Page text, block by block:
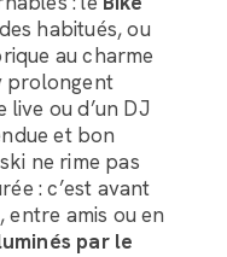
habitués, ou
au charme
prolongent
live ou d’un DJ
et bon
ne rime pas
: c’est avant
, entre amis ou en
par le